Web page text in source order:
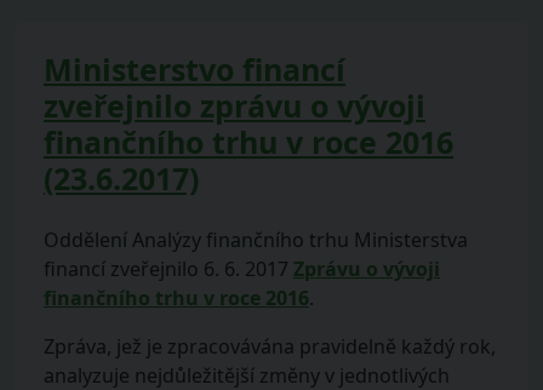
Ministerstvo financí
zveřejnilo zprávu o vývoji
finančního trhu v roce 2016
(23.6.2017)
Oddělení Analýzy finančního trhu Ministerstva
financí zveřejnilo 6. 6. 2017 Zprávu o vývoji
finančního trhu v roce 2016.
Zpráva, jež je zpracovávána pravidelně každý rok,
analyzuje nejdůležitější změny v jednotlivých